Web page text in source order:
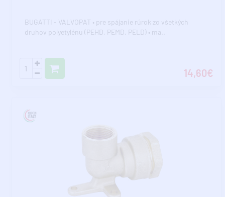
BUGATTI - VALVOPAT • pre spájanie rúrok zo všetkých
druhov polyetylénu (PEHD, PEMD, PELD) • ma..
14,60€